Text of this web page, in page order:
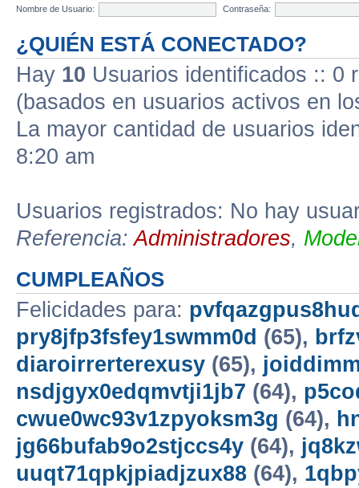
Nombre de Usuario:
Contraseña:
¿QUIÉN ESTÁ CONECTADO?
Hay 10 Usuarios identificados :: 0
(basados en usuarios activos en
La mayor cantidad de usuarios
8:20 am
Usuarios registrados: No hay
Referencia:Administradores,
CUMPLEAÑOS
Felicidades para:
pry8jfp3fsfey1swmm0d (65),
diaroirrerterexusy (65),
nsdjgyx0edqmvtji1jb7 (64),
cwue0wc93v1zpyoksm3g (64),
jg66bufab9o2stjccs4y (64),
uuqt71qpkjpiadjzux88 (64),